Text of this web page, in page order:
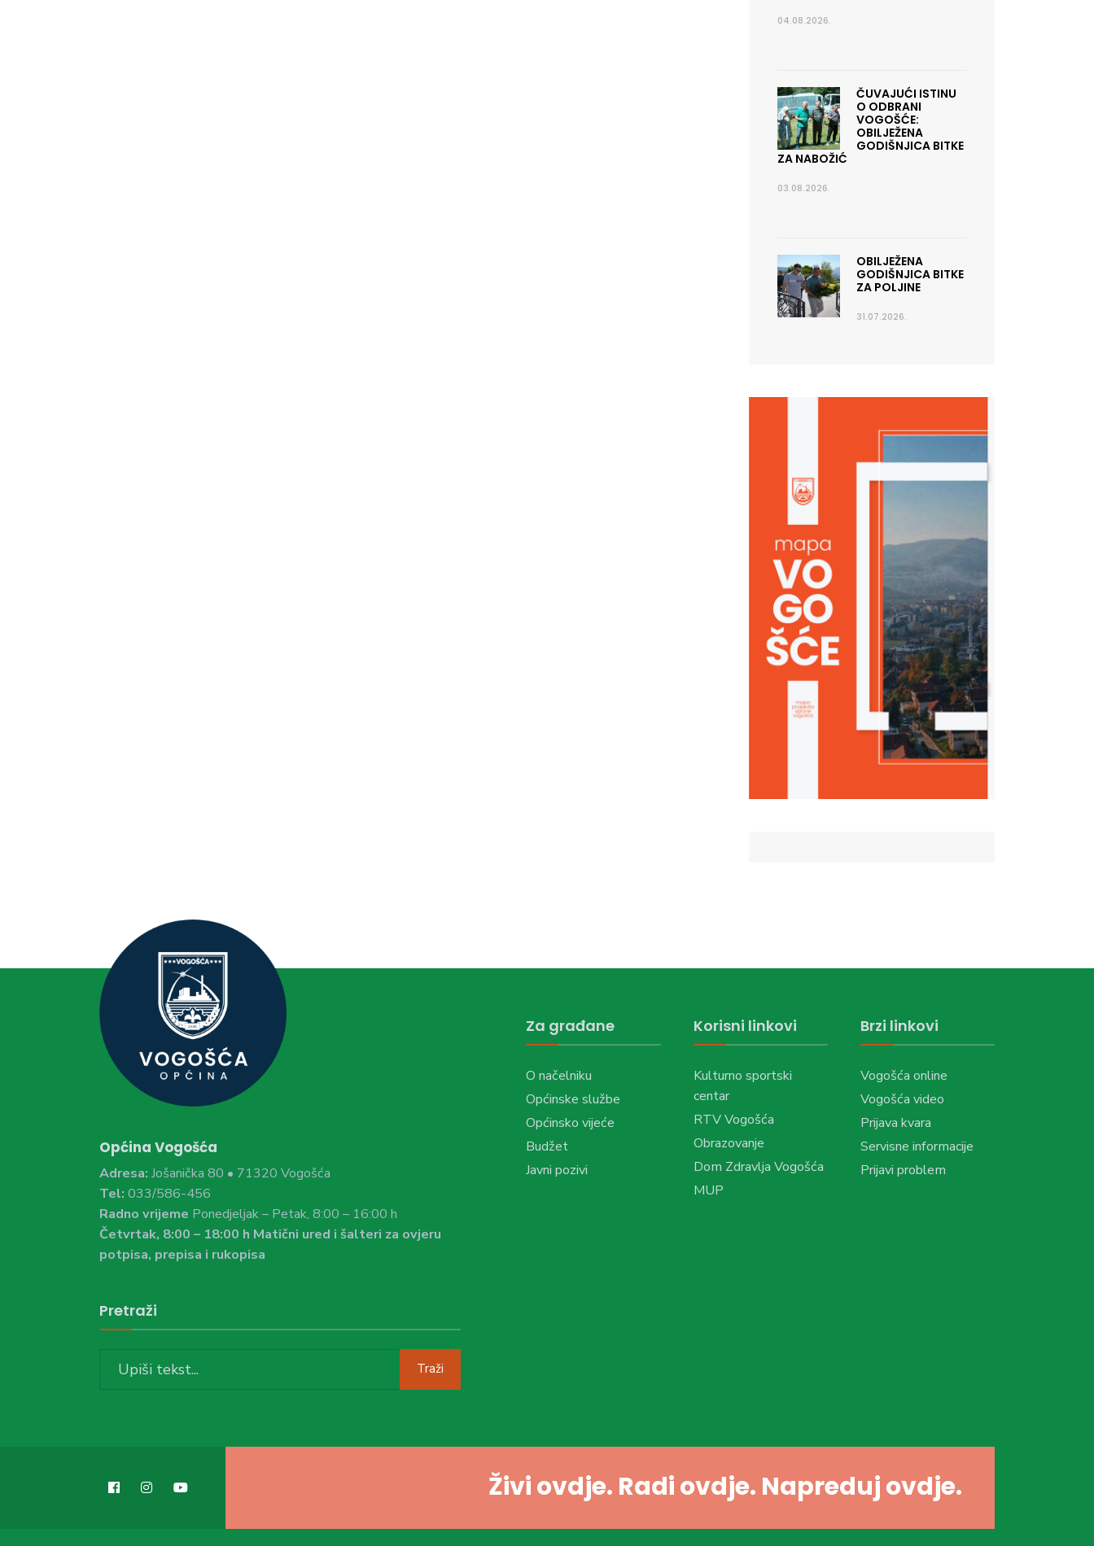
04.08.2026.
ČUVAJUĆI ISTINU
O ODBRANI
VOGOŠĆE:
OBILJEŽENA
GODIŠNJICA BITKE
ZA NABOŽIĆ
03.08.2026.
OBILJEŽENA
GODIŠNJICA BITKE
ZA POLJINE
31.07.2026.
Općina Vogošća
Adresa: Jošanička 80 • 71320 Vogošća
Tel: 033/586-456
Radno vrijeme Ponedjeljak – Petak, 8:00 – 16:00 h
Četvrtak, 8:00 – 18:00 h Matični ured i šalteri za ovjeru
potpisa, prepisa i rukopisa
Pretraži
Traži
Za građane
O načelniku
Općinske službe
Općinsko vijeće
Budžet
Javni pozivi
Korisni linkovi
Kulturno sportski
centar
RTV Vogošća
Obrazovanje
Dom Zdravlja Vogošća
MUP
Brzi linkovi
Vogošća online
Vogošća video
Prijava kvara
Servisne informacije
Prijavi problem
Živi ovdje. Radi ovdje. Napreduj ovdje.